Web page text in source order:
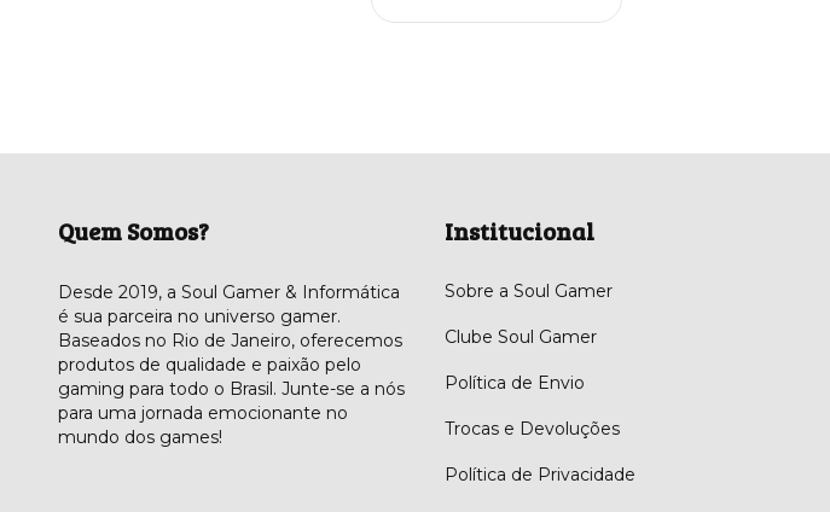
Quem Somos?
Desde 2019, a Soul Gamer & Informática
é sua parceira no universo gamer.
Baseados no Rio de Janeiro, oferecemos
produtos de qualidade e paixão pelo
gaming para todo o Brasil. Junte-se a nós
para uma jornada emocionante no
mundo dos games!
Institucional
Sobre a Soul Gamer
Clube Soul Gamer
Política de Envio
Trocas e Devoluções
Política de Privacidade